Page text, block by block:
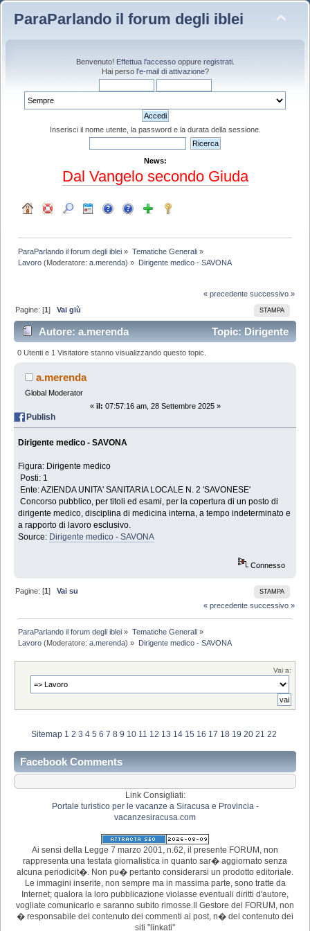
ParaParlando il forum degli iblei
Benvenuto! Effettua l'accessooppure registrati.
Hai perso l'e-mail di attivazione?
Inserisci il nome utente, la password e la durata della sessione.
News:
Dal Vangelo secondo Giuda
ParaParlando il forum degli iblei » Tematiche Generali»
Lavoro (Moderatore:a.merenda) » Dirigente medico - SAVONA
« precedente successivo »
STAMPA
Pagine: [1]Vai giù
Autore: a.merenda
Topic: Dirigente
medico - SAVONA (Letto 2629 volte)
0 Utenti e 1 Visitatore stanno visualizzando questo topic.
a.merenda
Global Moderator
« il: 07:57:16 am, 28 Settembre 2025 »
Publish
Dirigente medico - SAVONA
Figura: Dirigente medico
Posti: 1
Ente: AZIENDA UNITA' SANITARIA LOCALE N. 2 'SAVONESE'
Concorso pubblico, per titoli ed esami, per la copertura di un posto di
dirigente medico, disciplina di medicina interna, a tempo indeterminato e
a rapporto di lavoro esclusivo.
Source: Dirigente medico - SAVONA
Connesso
STAMPA
Pagine: [1]Vai su
« precedente successivo »
ParaParlando il forum degli iblei » Tematiche Generali»
Lavoro (Moderatore:a.merenda) » Dirigente medico - SAVONA
Vai a:
Sitemap 1 2 3 4 5 6 7 8 9 10 11 12 13 14 15 16 17 18 19 20 21 22
Facebook Comments
Link Consigliati:
Portale turistico per le vacanze a Siracusa e Provincia -
vacanzesiracusa.com
Ai sensi della Legge 7 marzo 2001, n.62, il presente FORUM, non
rappresenta una testata giornalistica in quanto sar� aggiornato senza
alcuna periodicit�. Non pu� pertanto considerarsi un prodotto editoriale.
Le immagini inserite, non sempre ma in massima parte, sono tratte da
Internet; qualora la loro pubblicazione violasse eventuali diritti d'autore,
vogliate comunicarlo e saranno subito rimosse.Il Gestore del FORUM, non
� responsabile del contenuto dei commenti ai post, n� del contenuto dei
siti "linkati"